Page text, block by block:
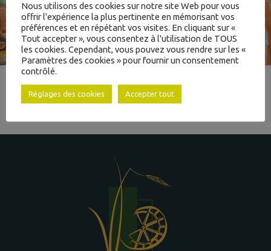
INTERCOMMUNALITÉ
& ACTION SOCIALE
ADMINISTRATIVES
RETOUR AUX ACTUALITÉS
Nous utilisons des cookies sur notre site Web pour vous
offrir l'expérience la plus pertinente en mémorisant vos
préférences et en répétant vos visites. En cliquant sur «
Tout accepter », vous consentez à l'utilisation de TOUS
les cookies. Cependant, vous pouvez vous rendre sur les «
Paramètres des cookies » pour fournir un consentement
contrôlé.
Réglages des cookies Accepter tout